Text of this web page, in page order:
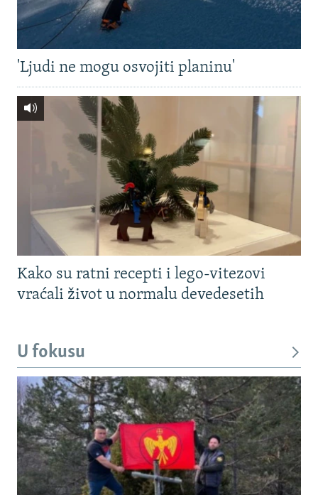
'Ljudi ne mogu osvojiti planinu'
Kako su ratni recepti i lego-vitezovi
vraćali život u normalu devedesetih
U fokusu